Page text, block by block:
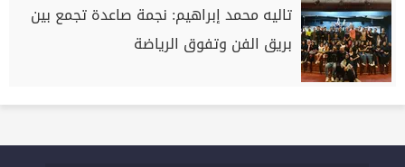
تاليه محمد إبراهيم: نجمة صاعدة تجمع بين
بريق الفن وتفوق الرياضة